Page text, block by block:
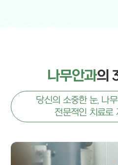
나무안과의
당신의 소중한 눈, 나
전문적인 치료로